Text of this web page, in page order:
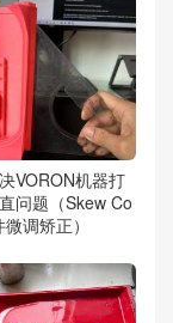
VORON机器打
问题（Skew Co
调矫正）